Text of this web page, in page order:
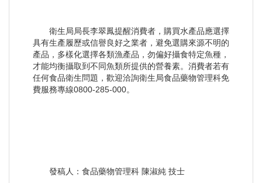
衛生局局長李翠鳳提醒消費者，購買水產品應選擇
具有生產履歷或信譽良好之業者，避免選購來源不明的
產品，多樣化選擇各類漁產品，勿偏好攝食特定魚種，
才能均衡攝取到不同魚類所提供的營養素。消費者若有
任何食品衛生問題，歡迎洽詢衛生局食品藥物管理科免
費服務專線0800-285-000。
發稿人：食品藥物管理科 陳淑純 技士